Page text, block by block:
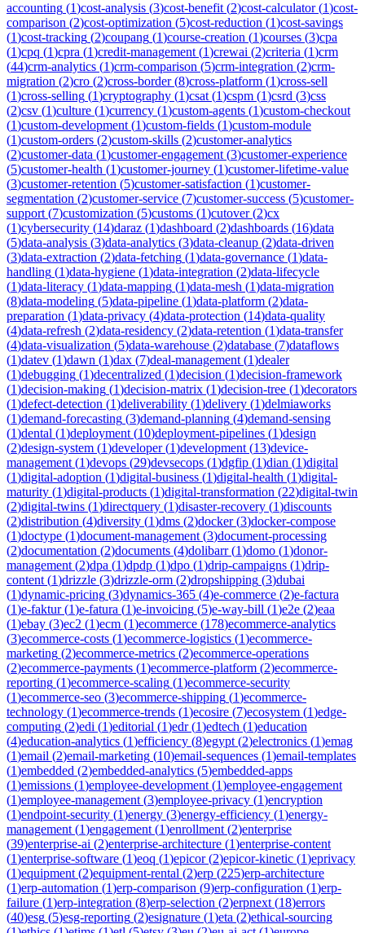
accounting (1)cost-analysis (3)cost-benefit (2)cost-calculator(1)cost-
comparison (2)cost-optimization (5)cost-reduction (1)cost-savings
(1)cost-tracking (2)coupang (1)course-creation (1)courses (3)cpa
(1)cpq (1)cpra (1)credit-management (1)crewai (2)criteria (1)crm
(44)crm-analytics (1)crm-comparison (5)crm-integration (2)crm-
migration (2)cro (2)cross-border(8)cross-platform (1)cross-sell
(1)cross-selling (1)cryptography (1)csat (1)cspm (1)csrd (3)css
(2)csv (1)culture (1)currency (1)custom-agents (1)custom-checkout
(1)custom-development (1)custom-fields (1)custom-module
(1)custom-orders (2)custom-skills (2)customer-analytics
(2)customer-data (1)customer-engagement (3)customer-experience
(5)customer-health (1)customer-journey (1)customer-lifetime-value
(3)customer-retention (5)customer-satisfaction (1)customer-
segmentation (2)customer-service (7)customer-success (5)customer-
support (7)customization (5)customs (1)cutover(2)cx
(1)cybersecurity (14)daraz (1)dashboard (2)dashboards (16)data
(5)data-analysis (3)data-analytics (3)data-cleanup (2)data-driven
(3)data-extraction (2)data-fetching (1)data-governance (1)data-
handling (1)data-hygiene (1)data-integration (2)data-lifecycle
(1)data-literacy (1)data-mapping (1)data-mesh (1)data-migration
(8)data-modeling (5)data-pipeline (1)data-platform (2)data-
preparation (1)data-privacy (4)data-protection (14)data-quality
(4)data-refresh (2)data-residency (2)data-retention (1)data-transfer
(4)data-visualization (5)data-warehouse (2)database (7)dataflows
(1)datev (1)dawn (1)dax (7)deal-management (1)dealer
(1)debugging (1)decentralized (1)decision (1)decision-framework
(1)decision-making (1)decision-matrix (1)decision-tree (1)decorators
(1)defect-detection (1)deliverability (1)delivery (1)delmiaworks
(1)demand-forecasting (3)demand-planning (4)demand-sensing
(1)dental (1)deployment (10)deployment-pipelines (1)design
(2)design-system (1)developer(1)development (13)device-
management (1)devops (29)devsecops (1)dgfip (1)dian (1)digital
(1)digital-adoption (1)digital-business (1)digital-health (1)digital-
maturity (1)digital-products (1)digital-transformation (22)digital-twin
(2)digital-twins (1)directquery (1)disaster-recovery (1)discounts
(2)distribution (4)diversity (1)dms (2)docker(3)docker-compose
(1)doctype (1)document-management (3)document-processing
(2)documentation (2)documents (4)dolibarr(1)domo (1)donor-
management (2)dpa (1)dpdp (1)dpo (1)drip-campaigns (1)drip-
content (1)drizzle (3)drizzle-orm (2)dropshipping (3)dubai
(1)dynamic-pricing (3)dynamics-365 (4)e-commerce (2)e-factura
(1)e-faktur(1)e-fatura (1)e-invoicing (5)e-way-bill (1)e2e (2)eaa
(1)ebay (3)ec2 (1)ecm (1)ecommerce (178)ecommerce-analytics
(3)ecommerce-costs (1)ecommerce-logistics (1)ecommerce-
marketing (2)ecommerce-metrics (2)ecommerce-operations
(2)ecommerce-payments (1)ecommerce-platform (2)ecommerce-
reporting (1)ecommerce-scaling (1)ecommerce-security
(1)ecommerce-seo (3)ecommerce-shipping (1)ecommerce-
technology (1)ecommerce-trends (1)ecosire (7)ecosystem (1)edge-
computing (2)edi (1)editorial (1)edr(1)edtech (1)education
(4)education-analytics (1)efficiency (8)egypt (2)electronics (1)emag
(1)email (2)email-marketing (10)email-sequences (1)email-templates
(1)embedded (2)embedded-analytics (5)embedded-apps
(1)emissions (1)employee-development (1)employee-engagement
(1)employee-management (3)employee-privacy (1)encryption
(1)endpoint-security (1)energy (3)energy-efficiency (1)energy-
management (1)engagement (1)enrollment (2)enterprise
(39)enterprise-ai (2)enterprise-architecture (1)enterprise-content
(1)enterprise-software (1)eoq (1)epicor(2)epicor-kinetic (1)eprivacy
(1)equipment (2)equipment-rental (2)erp (225)erp-architecture
(1)erp-automation (1)erp-comparison (9)erp-configuration (1)erp-
failure (1)erp-integration (8)erp-selection (2)erpnext (18)errors
(40)esg (5)esg-reporting (2)esignature (1)eta (2)ethical-sourcing